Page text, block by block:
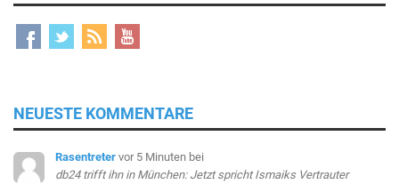
NEUESTE KOMMENTARE
Rasentreter vor 5 Minuten bei
db24 trifft ihn in München: Jetzt spricht Ismaiks Vertrauter